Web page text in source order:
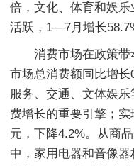
倍，文化、体育和娱
活跃，1—7月增长
消费市场在政策带
市场总消费额同比增
服务、交通、文体娱
费增长的重要引擎；
元，下降4.2%。从商
中，家用电器和音像器